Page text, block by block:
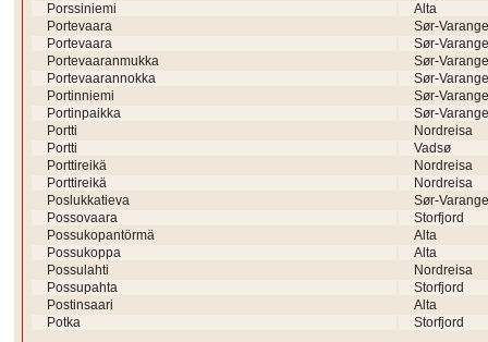
Porssiniemi
Alta
Portevaara
Sør-
Portevaara
Sør-
Portevaaranmukka
Sør-
Portevaarannokka
Sør-
Portinniemi
Sør-
Portinpaikka
Sør-
Portti
Nordreisa
Portti
Vadsø
Porttireikä
Nordreisa
Porttireikä
Nordreisa
Poslukkatieva
Sør-
Possovaara
Storfjord
Possukopantörmä
Alta
Possukoppa
Alta
Possulahti
Nordreisa
Possupahta
Storfjord
Postinsaari
Alta
Potka
Storfjord